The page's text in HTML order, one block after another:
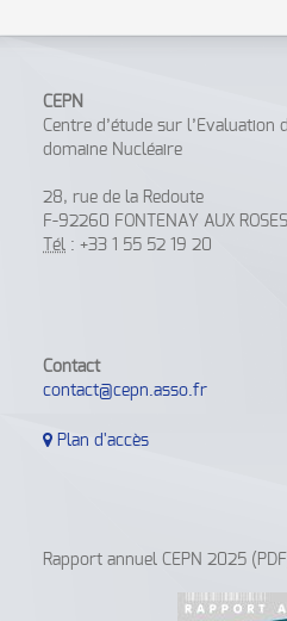
CEPN
Centre d’étude sur l’Evaluation
domaine Nucléaire
28, rue de la Redoute
F-92260 FONTENAY AUX
Tél : +33 1 55 52 19 20
Contact
contact@cepn.asso.fr
Plan d'accès
Rapport annuel CEPN 2025